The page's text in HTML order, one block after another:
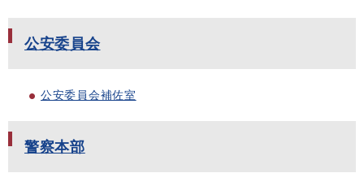
公安委員会
公安委員会補佐室
警察本部